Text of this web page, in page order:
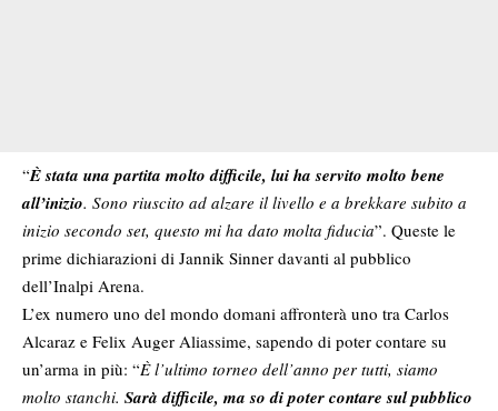
“È stata una partita molto difficile, lui ha servito molto bene
all’inizio. Sono riuscito ad alzare il livello e a brekkare subito a
inizio secondo set, questo mi ha dato molta fiducia”. Queste le
prime dichiarazioni di Jannik Sinner davanti al pubblico
dell’Inalpi Arena.
L’ex numero uno del mondo domani affronterà uno tra Carlos
Alcaraz e Felix Auger Aliassime, sapendo di poter contare su
un’arma in più: “È l’ultimo torneo dell’anno per tutti, siamo
molto stanchi. Sarà difficile, ma so di poter contare sul pubblico